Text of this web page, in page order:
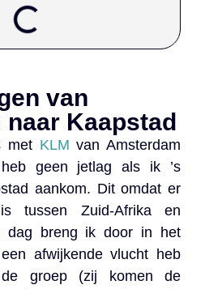
van
Kaapstad
met KLM van Amsterdam
geen jetlag als ik ’s
aankom. Dit omdat er
tussen Zuid-Afrika en
dag breng ik door in het
afwijkende vlucht heb
groep (zij komen de